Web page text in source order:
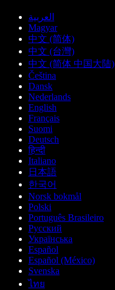
العربية
Magyar
中文 (简体)
中文 (台灣)
中文 (简体 中国大陆)
Čeština
Dansk
Nederlands
English
Français
Suomi
Deutsch
हिन्दी
Italiano
日本語
한국어
Norsk bokmål
Polski
Português Brasileiro
Русский
Українська
Español
Español (México)
Svenska
ไทย